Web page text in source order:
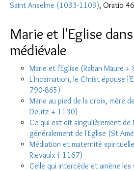
Saint Anselme (1033-1109), Oratio 46
Marie et l'Eglise
médiévale
Marie et l'Eglise (Raban Maure +
L'Incarnation, le Christ épouse
790-865)
Marie au pied de la croix, mère
Deutz + 1130)
Ce qui est dit singulièrement de
généralement de l'Eglise (St
Médiation et maternité
Rievaulx † 1167)
Celle qui intercède et amène